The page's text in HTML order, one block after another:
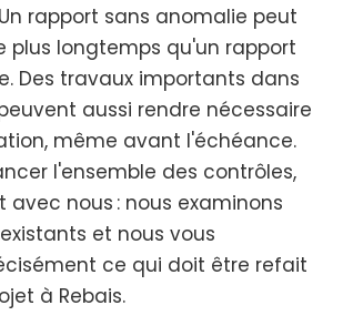
rapport sans anomalie peut
plus longtemps qu'un rapport
Des travaux importants dans
aussi rendre nécessaire
même avant l'échéance.
l'ensemble des contrôles,
avec nous : nous examinons
et nous vous
ce qui doit être refait
à Rebais.